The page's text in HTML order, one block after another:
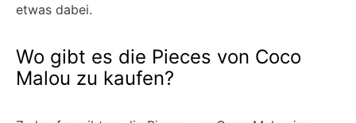
etwas dabei.
Wo gibt es die Pieces von Coco
Malou zu kaufen?